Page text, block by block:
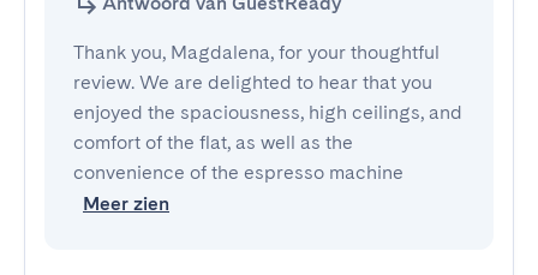
Thank you, Magdalena, for your thoughtful
review. We are delighted to hear that you
enjoyed the spaciousness, high ceilings, and
comfort of the flat, as well as the
convenience of the espresso machine
Meer zien